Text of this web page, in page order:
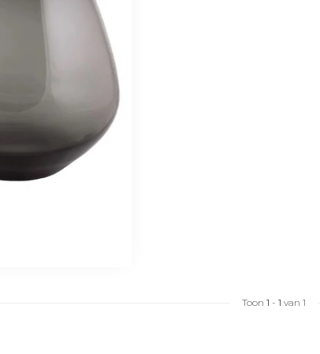
Toon 1 - 1 van 1